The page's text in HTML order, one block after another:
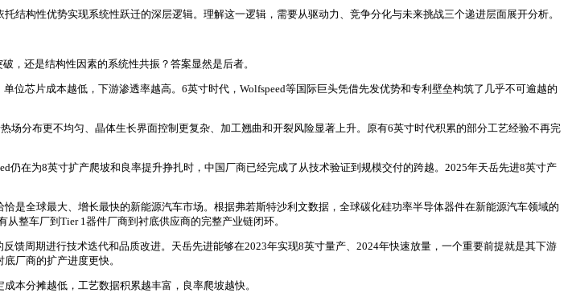
构性优势实现系统性跃迁的深层逻辑。理解这一逻辑，需要从驱动力、竞争分化与未来挑战三个递进层面展开分析。
，还是结构性因素的系统性共振？答案显然是后者。
芯片成本越低，下游渗透率越高。6英寸时代，Wolfspeed等国际巨头凭借先发优势和专利壁垒构筑了几乎不可逾越的
分布更不均匀、晶体生长界面控制更复杂、加工翘曲和开裂风险显著上升。原有6英寸时代积累的部分工艺经验不再完
在为8英寸扩产爬坡和良率提升挣扎时，中国厂商已经完成了从技术验证到规模交付的跨越。2025年天岳先进8英寸产
全球最大、增长最快的新能源汽车市场。根据弗若斯特沙利文数据，全球碳化硅功率半导体器件在新能源汽车领域的
整车厂到Tier 1器件厂商到衬底供应商的完整产业链闭环。
周期进行技术迭代和品质改进。天岳先进能够在2023年实现8英寸量产、2024年快速放量，一个重要前提就是其下游
厂商的扩产进度更快。
本分摊越低，工艺数据积累越丰富，良率爬坡越快。